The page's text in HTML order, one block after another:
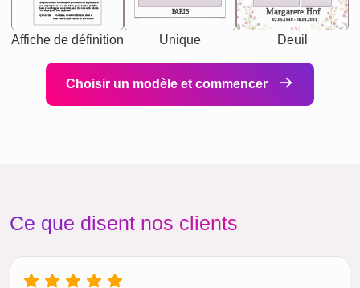
Synonyms: Soulmate, closet confidante, sister at
heart person, life partner in adventure.
The person who understands you without explanation
you accepts just as you are. She's your partner in life's,
chaos your biggest supporter, and the one with whom
you share your best memories.
Affiche de définition
PARIS
Unique
Margarete Hof
02.05.1940 - 08.04.2021
Deuil
Choisir un modèle et commencer
Ce que disent nos clients